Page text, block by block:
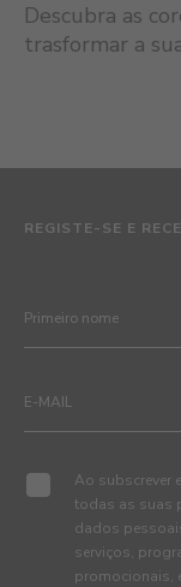
Descubra as
trasformar a
REGISTE-SE E
Ao subscrever
todas as suas
dados
serviços,
promocionais,